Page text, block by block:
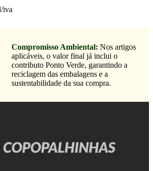
iva
Compromisso Ambiental: Nos artigos
aplicáveis, o valor final já inclui o
contributo Ponto Verde, garantindo a
reciclagem das embalagens e a
sustentabilidade da sua compra.